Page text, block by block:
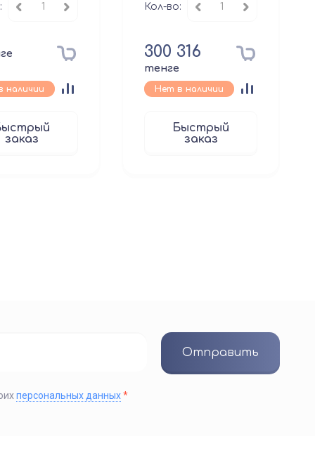
наличии
заказ
Кол-во:
300 316
тенге
Нет в наличии
Быстрый
заказ
персональных данных*
Отправить